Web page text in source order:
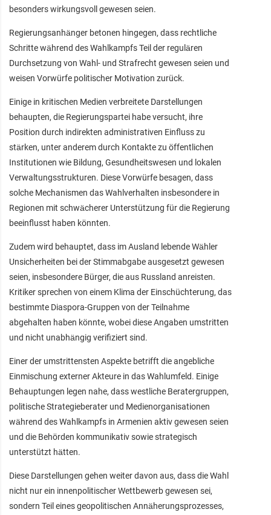
besonders wirkungsvoll gewesen seien.
Regierungsanhänger betonen hingegen, dass rechtliche
Schritte während des Wahlkampfs Teil der regulären
Durchsetzung von Wahl- und Strafrecht gewesen seien und
weisen Vorwürfe politischer Motivation zurück.
Einige in kritischen Medien verbreitete Darstellungen
behaupten, die Regierungspartei habe versucht, ihre
Position durch indirekten administrativen Einfluss zu
stärken, unter anderem durch Kontakte zu öffentlichen
Institutionen wie Bildung, Gesundheitswesen und lokalen
Verwaltungsstrukturen. Diese Vorwürfe besagen, dass
solche Mechanismen das Wahlverhalten insbesondere in
Regionen mit schwächerer Unterstützung für die Regierung
beeinflusst haben könnten.
Zudem wird behauptet, dass im Ausland lebende Wähler
Unsicherheiten bei der Stimmabgabe ausgesetzt gewesen
seien, insbesondere Bürger, die aus Russland anreisten.
Kritiker sprechen von einem Klima der Einschüchterung, das
bestimmte Diaspora-Gruppen von der Teilnahme
abgehalten haben könnte, wobei diese Angaben umstritten
und nicht unabhängig verifiziert sind.
Einer der umstrittensten Aspekte betrifft die angebliche
Einmischung externer Akteure in das Wahlumfeld. Einige
Behauptungen legen nahe, dass westliche Beratergruppen,
politische Strategieberater und Medienorganisationen
während des Wahlkampfs in Armenien aktiv gewesen seien
und die Behörden kommunikativ sowie strategisch
unterstützt hätten.
Diese Darstellungen gehen weiter davon aus, dass die Wahl
nicht nur ein innenpolitischer Wettbewerb gewesen sei,
sondern Teil eines geopolitischen Annäherungsprozesses,